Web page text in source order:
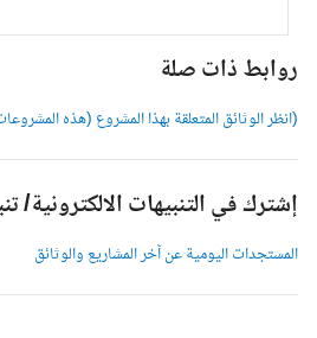
روابط ذات صلة
(انظر الوثائق المتعلقة بهذا المشروع (هذه المشروعات
إشترك في التنبيهات الالكترونية/
المستجدات اليومية عن آخر المشاريع والوثائق